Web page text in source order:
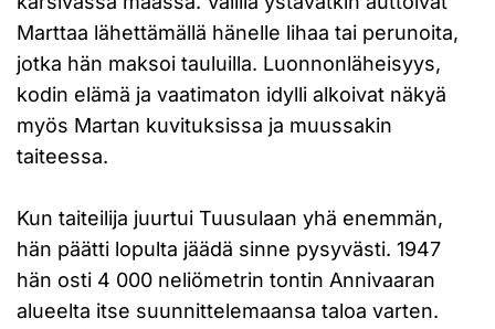
Marttaa lähettämällä hänelle lihaa tai perunoita,
jotka hän maksoi tauluilla. Luonnonläheisyys,
kodin elämä ja vaatimaton idylli alkoivat näkyä
myös Martan kuvituksissa ja muussakin
taiteessa.
Kun taiteilija juurtui Tuusulaan yhä enemmän,
hän päätti lopulta jäädä sinne pysyvästi. 1947
hän osti 4 000 neliömetrin tontin Annivaaran
alueelta itse suunnittelemaansa taloa varten.